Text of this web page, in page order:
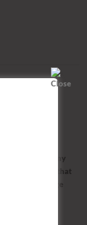
jobs without any
we’ll see that
the image
Mission